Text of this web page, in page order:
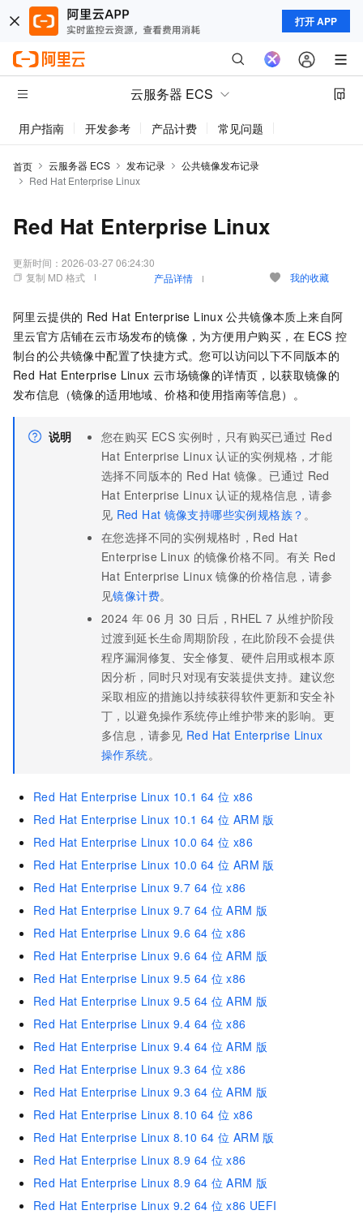
打开 APP
云服务器 ECS
用户指南 开发参考 产品计费 常见问题
首页 云服务器 ECS 发布记录
公共镜像发布记录
Red Hat Enterprise Linux
Red Hat Enterprise Linux
更新时间： 2026-03-27 06:24:30
复制 MD 格式
产品详情 我的收藏
阿里云提供的 Red Hat Enterprise Linux 公共镜像本质上来自阿
里云官方店铺在云市场发布的镜像，为方便用户购买，在 ECS 控
制台的公共镜像中配置了快捷方式。您可以访问以下不同版本的
Red Hat Enterprise Linux 云市场镜像的详情页，以获取镜像的
发布信息（镜像的适用地域、价格和使用指南等信息）。
说明 您在购买 ECS 实例时，只有购买已通过 Red
Hat Enterprise Linux 认证的实例规格，才能
选择不同版本的 Red Hat 镜像。已通过 Red
Hat Enterprise Linux 认证的规格信息，请参
见 Red Hat 镜像支持哪些实例规格族？ 。
在您选择不同的实例规格时，Red Hat
Enterprise Linux 的镜像价格不同。有关 Red
Hat Enterprise Linux 镜像的价格信息，请参
见镜像计费。
2024 年 06 月 30 日后，RHEL 7 从维护阶段
过渡到延长生命周期阶段，在此阶段不会提供
程序漏洞修复、安全修复、硬件启用或根本原
因分析，同时只对现有安装提供支持。建议您
采取相应的措施以持续获得软件更新和安全补
丁，以避免操作系统停止维护带来的影响。更
多信息，请参见 Red Hat Enterprise Linux
操作系统。
Red Hat Enterprise Linux 10.1 64 位 x86
Red Hat Enterprise Linux 10.1 64 位 ARM 版
Red Hat Enterprise Linux 10.0 64 位 x86
Red Hat Enterprise Linux 10.0 64 位 ARM 版
Red Hat Enterprise Linux 9.7 64 位 x86
Red Hat Enterprise Linux 9.7 64 位 ARM 版
Red Hat Enterprise Linux 9.6 64 位 x86
Red Hat Enterprise Linux 9.6 64 位 ARM 版
Red Hat Enterprise Linux 9.5 64 位 x86
Red Hat Enterprise Linux 9.5 64 位 ARM 版
Red Hat Enterprise Linux 9.4 64 位 x86
Red Hat Enterprise Linux 9.4 64 位 ARM 版
Red Hat Enterprise Linux 9.3 64 位 x86
Red Hat Enterprise Linux 9.3 64 位 ARM 版
Red Hat Enterprise Linux 8.10 64 位 x86
Red Hat Enterprise Linux 8.10 64 位 ARM 版
Red Hat Enterprise Linux 8.9 64 位 x86
Red Hat Enterprise Linux 8.9 64 位 ARM 版
Red Hat Enterprise Linux 9.2 64 位 x86 UEFI